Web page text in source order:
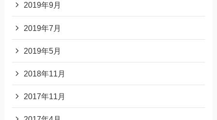
2019年9月
2019年7月
2019年5月
2018年11月
2017年11月